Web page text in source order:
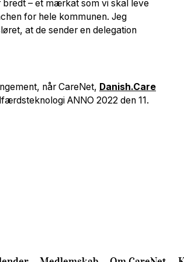
– et mærkat som vi skal leve
for hele kommunen. Jeg
at de sender en delegation
når CareNet, Danish.Care
ANNO 2022 den 11.